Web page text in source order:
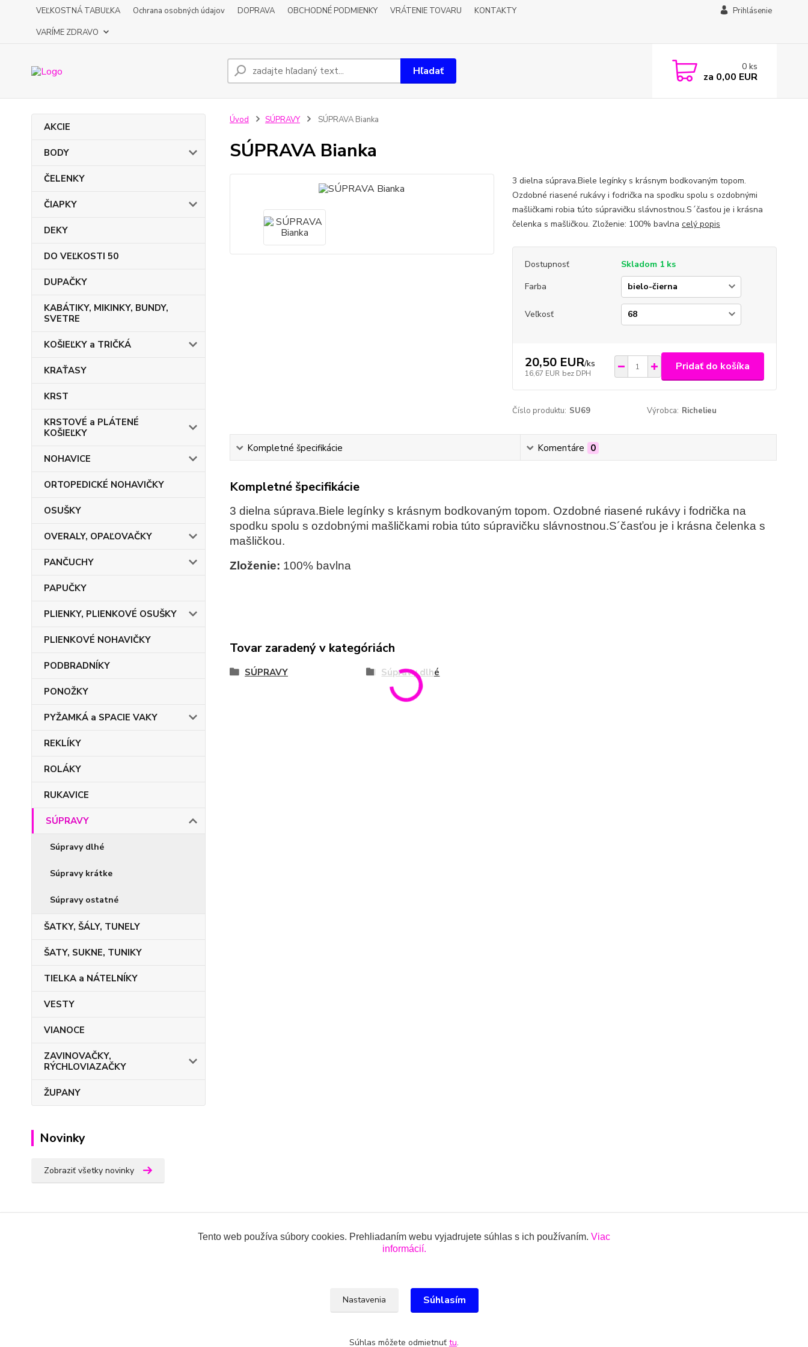
VEĽKOSTNÁ TABUĽKA Ochrana osobných údajov DOPRAVA OBCHODNÉ PODMIENKY VRÁTENIE TOVARU
KONTAKTY
VARÍME ZDRAVO
Prihlásenie
Hľadať 0 ks
za 0,00 EUR
AKCIE
BODY
ČELENKY
ČIAPKY
DEKY
DO VEĽKOSTI 50
DUPAČKY
KABÁTIKY, MIKINKY, BUNDY,
SVETRE
KOŠIEĽKY a TRIČKÁ
KRAŤASY
KRST
KRSTOVÉ a PLÁTENÉ
KOŠIEĽKY
NOHAVICE
ORTOPEDICKÉ NOHAVIČKY
OSUŠKY
OVERALY, OPAĽOVAČKY
PANČUCHY
PAPUČKY
PLIENKY, PLIENKOVÉ OSUŠKY
PLIENKOVÉ NOHAVIČKY
PODBRADNÍKY
PONOŽKY
PYŽAMKÁ a SPACIE VAKY
REKLÍKY
ROLÁKY
RUKAVICE
SÚPRAVY
Súpravy dlhé
Súpravy krátke
Súpravy ostatné
ŠATKY, ŠÁLY, TUNELY
ŠATY, SUKNE, TUNIKY
TIELKA a NÁTELNÍKY
VESTY
VIANOCE
ZAVINOVAČKY,
RÝCHLOVIAZAČKY
ŽUPANY
Novinky
Zobraziť všetky novinky
Úvod SÚPRAVY SÚPRAVA Bianka
SÚPRAVA Bianka
3 dielna súprava.Biele legínky s krásnym bodkovaným topom.
Ozdobné riasené rukávy i fodrička na spodku spolu s ozdobnými
mašličkami robia túto súpravičku slávnostnou.S´časťou je i krásna
čelenka s mašličkou. Zloženie: 100% bavlna celý popis
Dostupnosť
Skladom 1 ks
Farba
Veľkosť
20,50 EUR/ks
16,67 EUR bez DPH
Pridať do košíka
Číslo produktu: SU69 Výrobca: Richelieu
Kompletné špecifikácie Komentáre 0
Kompletné špecifikácie
3 dielna súprava.Biele legínky s krásnym bodkovaným topom. Ozdobné riasené rukávy i fodrička na
spodku spolu s ozdobnými mašličkami robia túto súpravičku slávnostnou.S´časťou je i krásna čelenka s
mašličkou.
Zloženie: 100% bavlna
Tovar zaradený v kategóriách
SÚPRAVY Súpravy dlhé
Ing.Miroslava Dvorščáková, Kružlová 110, 090 02 Kružlová, 0918 914 288, info@oblecenieprekojencov.sk
Tento web používa súbory cookies. Prehliadaním webu vyjadrujete súhlas s ich používaním. Viac
informácií.
Nastavenia Súhlasím
Súhlas môžete odmietnuť tu.